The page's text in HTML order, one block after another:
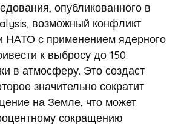
опубликованного в
возможный конфликт
НАТО с применением ядерного
к выбросу до 150
в атмосферу. Это создаст
значительно сократит
на Земле, что может
сокращению